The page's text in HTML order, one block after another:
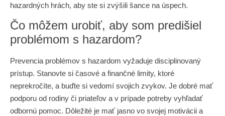
hazardných hrách, aby ste si zvýšili šance na úspech.
Čo môžem urobiť, aby som predišiel
problémom s hazardom?
Prevencia problémov s hazardom vyžaduje disciplinovaný
prístup. Stanovte si časové a finančné limity, ktoré
neprekročíte, a buďte si vedomí svojich zvykov. Je dobré mať
podporu od rodiny či priateľov a v prípade potreby vyhľadať
odbornú pomoc. Dôležité je mať jasno vo svojej motivácii a